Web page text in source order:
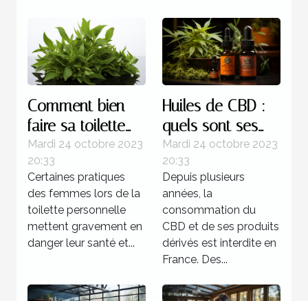
Comment bien
faire sa toilette
intime ?
Mardi 24 octobre 2023
20:33
Certaines pratiques
des femmes lors de la
toilette personnelle
mettent gravement en
danger leur santé et...
Huiles de CBD :
quels sont ses
bienfaits sur
l’organisme ?
Mardi 24 octobre 2023
20:33
Depuis plusieurs
années, la
consommation du
CBD et de ses produits
dérivés est interdite en
France. Des...